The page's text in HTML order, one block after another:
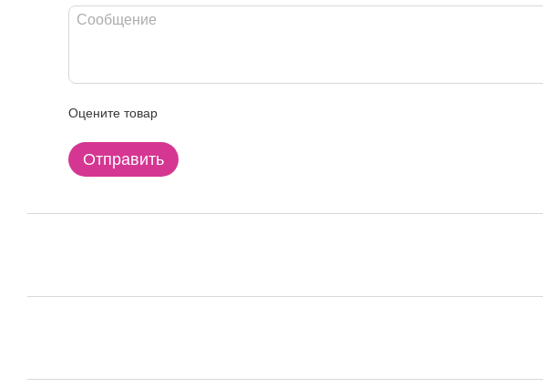
Оцените товар
Отправить